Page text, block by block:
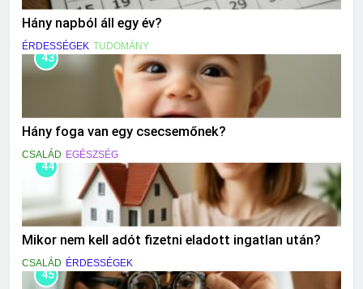
Hány napból áll egy év?
ÉRDESSÉGEK TUDOMÁNY
43
Hány foga van egy csecsemőnek?
CSALÁD EGÉSZSÉG
44
Mikor nem kell adót fizetni eladott ingatlan után?
CSALÁD ÉRDESSÉGEK
45